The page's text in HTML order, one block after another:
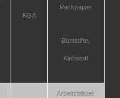
KGA
Packpapier
Buntstifte,
Klebstoff
Arbeitsblätter